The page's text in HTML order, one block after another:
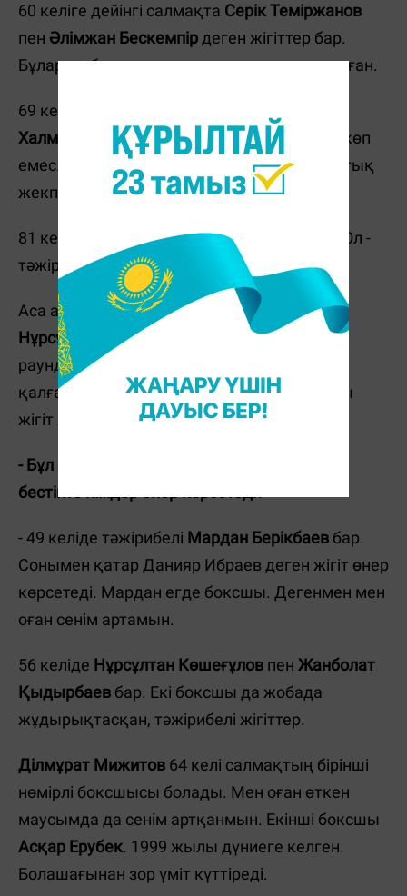
60 келіге дейінгі салмақта Серік Теміржанов
пен Әлімжан Бескемпір деген жігіттер бар.
Бұлар да бес раундтық кездесуге қатыспаған.
69 келіде
Халметов
жұдырықтасады. Тәжірибелері көп
емес. Тек Халметов ғана бір рет бес раундтық
жекпе-жек өткізген.
81 келіде бізде Нұрдәулет Жарманов
бар. Ол -
тәжірибелі боксшы.
Аса ауыр салмақтаДмитрий Зиско
мен
Нұрсұлтан Аманжолов
бар. Екеуі де бес
раундтық кездесу өткізген. Бірақ жеңіліп
қалған. Аманжолов мықтырақ секілді. Осы
жігіт жұдырықтасатын шығар.
- Бұл екінші бестік қой, яғни С2. Ал бірінші
бестікте кімдер өнер көрсетеді?
- 49 келіде тәжірибелі Мардан Берікбаев бар.
Сонымен қатар Данияр Ибраев деген жігіт өнер
көрсетеді. Мардан егде боксшы. Дегенмен мен
оған сенім артамын.
56 келіде Нұрсұлтан Көшеғұлов пен Жанболат
Қыдырбаев бар. Екі боксшы да жобада
жұдырықтасқан, тәжірибелі жігіттер.
Ділмұрат Мижитов 64 келі салмақтың бірінші
нөмірлі боксшысы болады. Мен оған өткен
маусымда да сенім артқанмын. Екінші боксшы
Асқар Ерубек. 1999 жылы дүниеге келген.
Болашағынан зор үміт күттіреді.